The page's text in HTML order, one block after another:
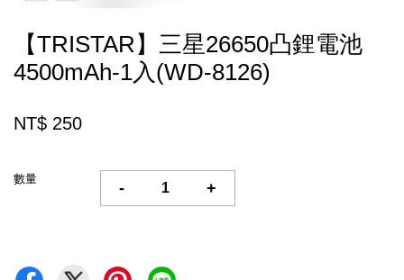
【TRISTAR】三星26650凸鋰電池
4500mAh-1入(WD-8126)
NT$ 250
數量
- +